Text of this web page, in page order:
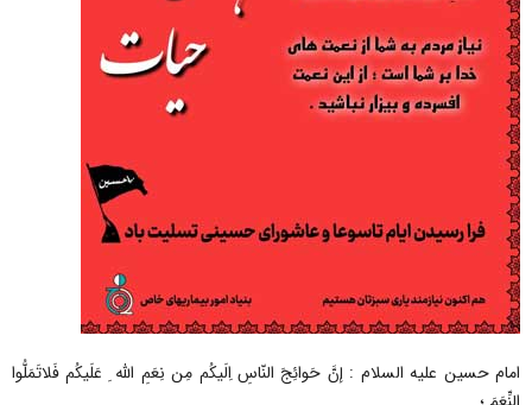
امام حسین علیه السلام : إنَّ حَوائِجَ النّاسِ اِلَیکُم مِن نِعَمِ اللّه ِ عَلَیکُم فَلاتَمَلُّوا